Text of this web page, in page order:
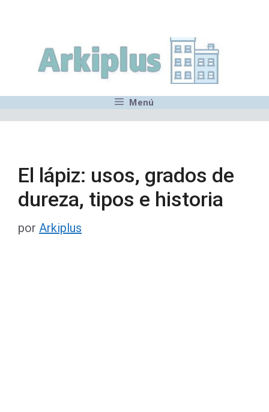
contenido
Menú
El lápiz: usos, grados de
dureza, tipos e historia
por Arkiplus